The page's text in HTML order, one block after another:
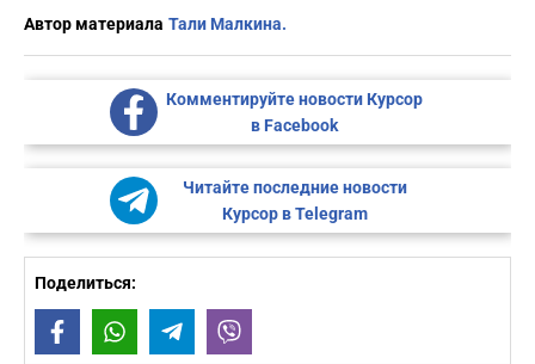
Автор материала Тали Малкина.
Комментируйте новости Курсор
в Facebook
Читайте последние новости
Курсор в Telegram
Поделиться:
FacebookWhatsAppTelegram